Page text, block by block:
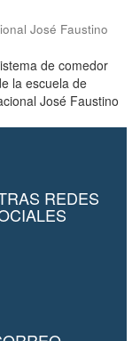
José Faustino
de comedor
la escuela de
José Faustino
REDES